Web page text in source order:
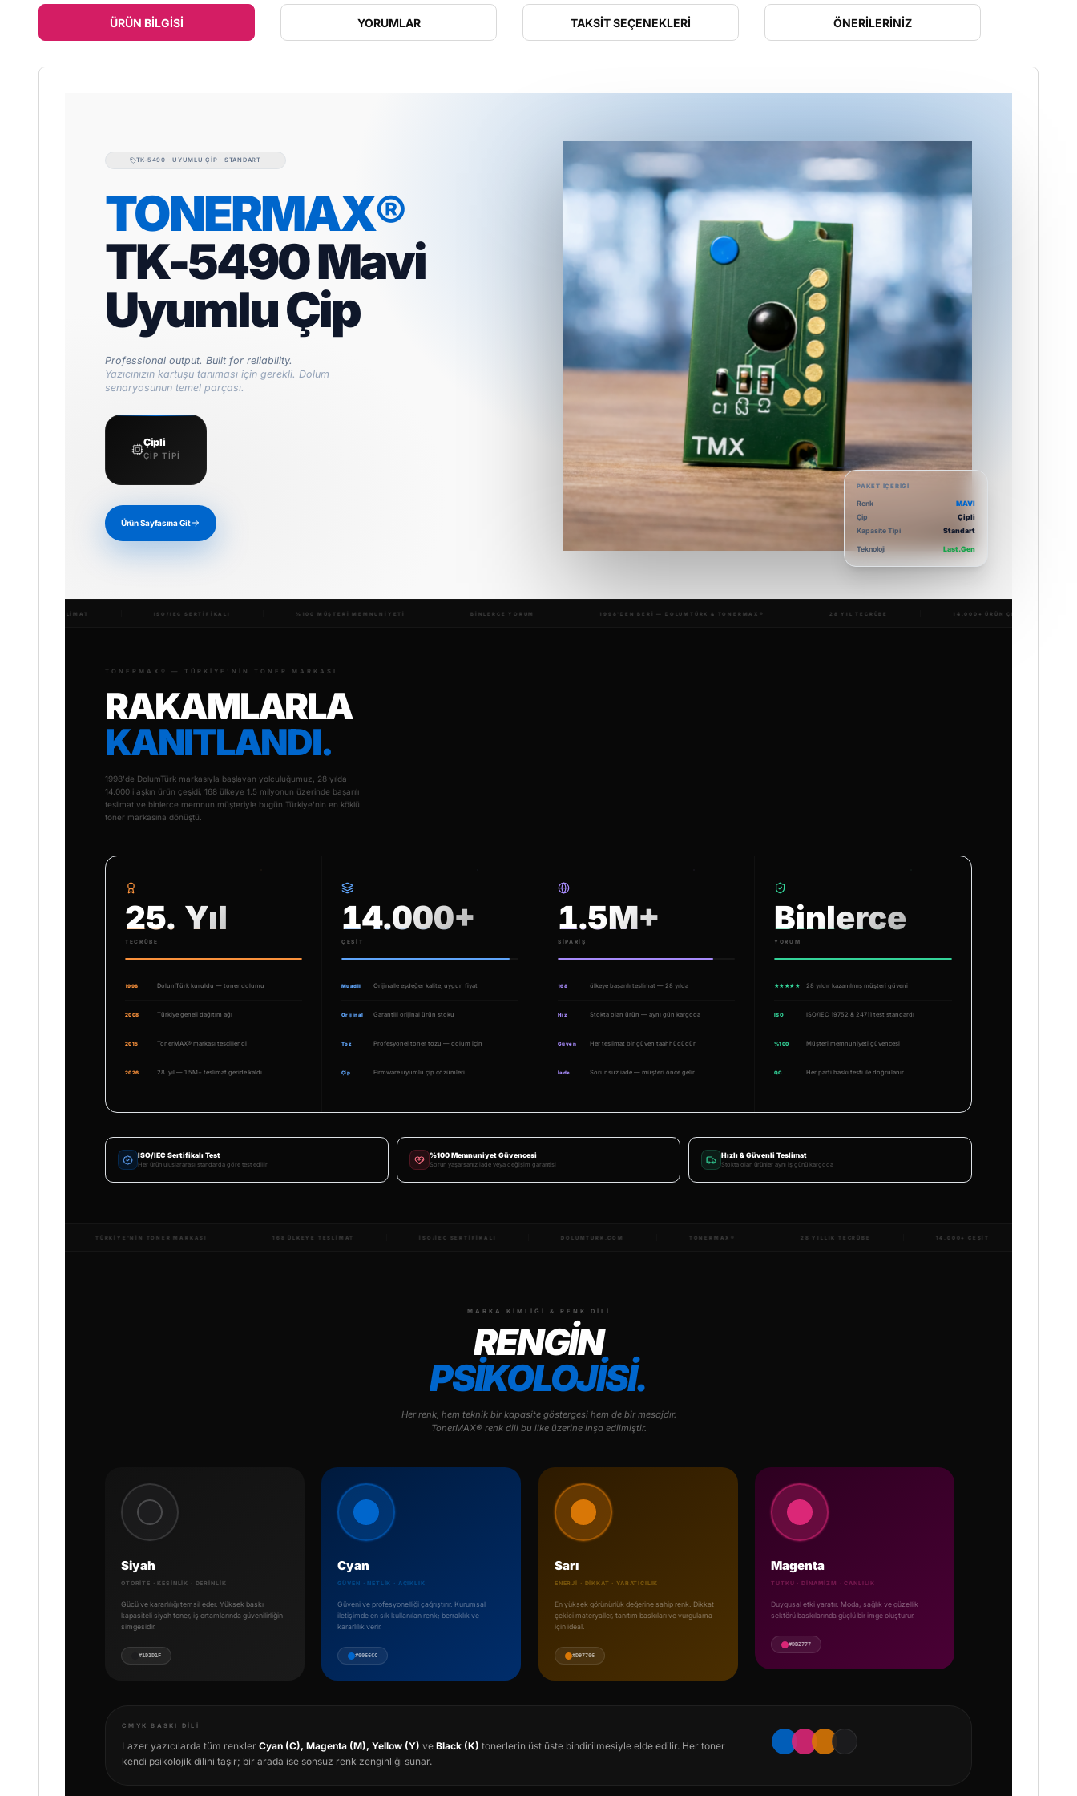
ÜRÜN BILGISI YORUMLAR TAKSIT SEÇENEKLERI ÖNERILERINIZ
TK-5490 · UYUMLU ÇIP · STANDART
TONERMAX®
TK-5490 Mavi
Uyumlu Çip
Professional output. Built for reliability.
Yazıcınızın kartuşu tanıması için gerekli. Dolum
senaryosunun temel parçası.
Çipli
ÇIP TIPI
Ürün Sayfasına Git
PAKET İÇERIĞI
Renk
MAVI
Çip
Çipli
Kapasite Tipi
Standart
Teknoloji Last.Gen
ISO/IEC SERTİFİKALI %100 MÜŞTERİ MEMNUNİYETİ BİNLERCE YORUM 1998'DEN BERİ — DOLUMTÜRK & TONERMAX® 28 YIL TECRÜBE 14.000+ ÜRÜN ÇEŞİDİ 1.5M+ TESLİMAT
TONERMAX® — TÜRKIYE'NIN TONER MARKASI
RAKAMLARLA
KANITLANDI.
1998'de DolumTürk markasıyla başlayan yolculuğumuz, 28 yılda
14.000'i aşkın ürün çeşidi, 168 ülkeye 1.5 milyonun üzerinde başarılı
teslimat ve binlerce memnun müşteriyle bugün Türkiye'nin en köklü
toner markasına dönüştü.
25. Yıl
TECRÜBE
1998 DolumTürk kuruldu — toner dolumu
2008 Türkiye geneli dağıtım ağı
2015 TonerMAX® markası tescillendi
2026 28. yıl — 1.5M+ teslimat geride kaldı
14.000+
ÇEŞIT
Muadil Orijinalle eşdeğer kalite, uygun fiyat
Orijinal Garantili orijinal ürün stoku
Toz Profesyonel toner tozu — dolum için
Çip Firmware uyumlu çip çözümleri
1.5M+
SIPARIŞ
168 ülkeye başarılı teslimat — 28 yılda
Hız Stokta olan ürün — aynı gün kargoda
Güven Her teslimat bir güven taahhüdüdür
İade Sorunsuz iade — müşteri önce gelir
Binlerce
YORUM
★★★★★ 28 yıldır kazanılmış müşteri güveni
ISO ISO/IEC 19752 & 24711 test standardı
%100 Müşteri memnuniyeti güvencesi
QC Her parti baskı testi ile doğrulanır
ISO/IEC Sertifikalı Test
Her ürün uluslararası standarda göre test edilir
%100 Memnuniyet Güvencesi
Sorun yaşarsanız iade veya değişim garantisi
Hızlı & Güvenli Teslimat
Stokta olan ürünler aynı iş günü kargoda
1.5 MILYON TESLIMAT TÜRKIYE'NIN TONER MARKASI 168 ÜLKEYE TESLIMAT ISO/IEC SERTIFIKALI DOLUMTURK.COM
MARKA KIMLIĞI & RENK DILI
RENGİN
PSİKOLOJİSİ.
Her renk, hem teknik bir kapasite göstergesi hem de bir mesajdır.
TonerMAX® renk dili bu ilke üzerine inşa edilmiştir.
Siyah
OTORITE · KESINLIK · DERINLIK
Gücü ve kararlılığı temsil eder. Yüksek baskı
kapasiteli siyah toner, iş ortamlarında güvenilirliğin
simgesidir.
#1D1D1F
Cyan
GÜVEN · NETLIK · AÇIKLIK
Güveni ve profesyonelliği çağrıştırır. Kurumsal
iletişimde en sık kullanılan renk; berraklık ve
kararlılık verir.
#0066CC
Sarı
ENERJI · DIKKAT · YARATICILIK
En yüksek görünürlük değerine sahip renk. Dikkat
çekici materyaller, tanıtım baskıları ve vurgulama
için ideal.
#D97706
Magenta
TUTKU · DINAMIZM · CANLILIK
Duygusal etki yaratır. Moda, sağlık ve güzellik
sektörü baskılarında güçlü bir imge oluşturur.
#DB2777
CMYK BASKI DILI
Lazer yazıcılarda tüm renkler Cyan (C), Magenta (M), Yellow (Y) ve Black (K) tonerlerin üst üste bindirilmesiyle elde edilir. Her toner
kendi psikolojik dilini taşır; bir arada ise sonsuz renk zenginliği sunar.